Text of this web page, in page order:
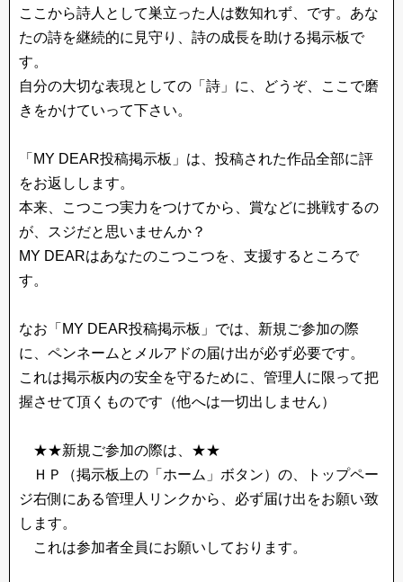
ここから詩人として巣立った人は数知れず、です。あな
たの詩を継続的に見守り、詩の成長を助ける掲示板で
す。
自分の大切な表現としての「詩」に、どうぞ、ここで磨
きをかけていって下さい。
「MY DEAR投稿掲示板」は、投稿された作品全部に評
をお返しします。
本来、こつこつ実力をつけてから、賞などに挑戦するの
が、スジだと思いませんか？
MY DEARはあなたのこつこつを、支援するところで
す。
なお「MY DEAR投稿掲示板」では、新規ご参加の際
に、ペンネームとメルアドの届け出が必ず必要です。
これは掲示板内の安全を守るために、管理人に限って把
握させて頂くものです（他へは一切出しません）
★★新規ご参加の際は、★★
ＨＰ（掲示板上の「ホーム」ボタン）の、トップペー
ジ右側にある管理人リンクから、必ず届け出をお願い致
します。
これは参加者全員にお願いしております。